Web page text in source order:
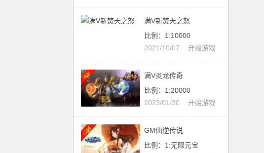
满V新焚天之怒
比例：1:10000
开始游戏
2021/10/07
满V炎龙传奇
比例：1:20000
开始游戏
2023/01/30
GM仙逆传说
比例：1:无限元宝